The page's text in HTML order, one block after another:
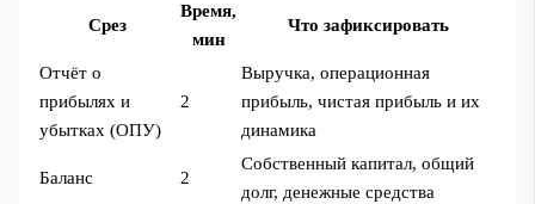
Срез
Время,
мин
Что зафиксировать
Отчёт о
прибылях и
убытках (ОПУ)
2
Выручка, операционная
прибыль, чистая прибыль и их
динамика
Баланс 2
Собственный капитал, общий
долг, денежные средства